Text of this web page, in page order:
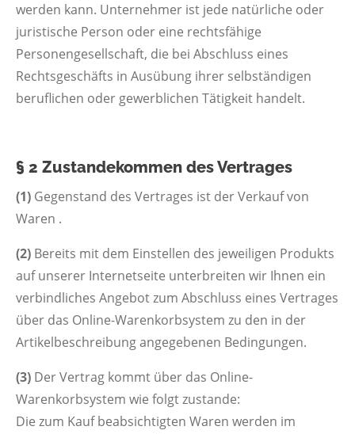
werden kann. Unternehmer ist jede natürliche oder
juristische Person oder eine rechtsfähige
Personengesellschaft, die bei Abschluss eines
Rechtsgeschäfts in Ausübung ihrer selbständigen
beruflichen oder gewerblichen Tätigkeit handelt.
§ 2 Zustandekommen des Vertrages
(1) Gegenstand des Vertrages ist der Verkauf von
Waren .
(2) Bereits mit dem Einstellen des jeweiligen Produkts
auf unserer Internetseite unterbreiten wir Ihnen ein
verbindliches Angebot zum Abschluss eines Vertrages
über das Online-Warenkorbsystem zu den in der
Artikelbeschreibung angegebenen Bedingungen.
(3) Der Vertrag kommt über das Online-
Warenkorbsystem wie folgt zustande:
Die zum Kauf beabsichtigten Waren werden im